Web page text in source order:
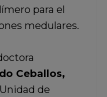
para el
medulares.
Ceballos,
de